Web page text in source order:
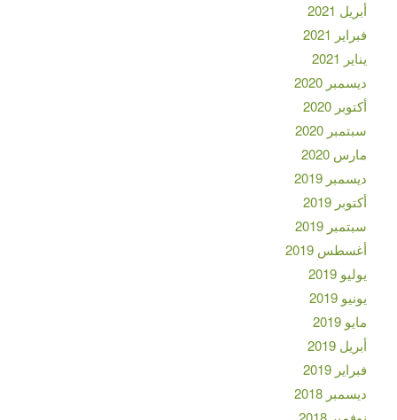
أبريل 2021
فبراير 2021
يناير 2021
ديسمبر 2020
أكتوبر 2020
سبتمبر 2020
مارس 2020
ديسمبر 2019
أكتوبر 2019
سبتمبر 2019
أغسطس 2019
يوليو 2019
يونيو 2019
مايو 2019
أبريل 2019
فبراير 2019
ديسمبر 2018